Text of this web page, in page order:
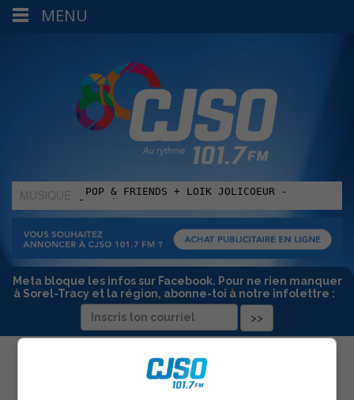
MUSIQUE
:
Meta bloque les infos sur Facebook. Pour ne rien manquer
à Sorel-Tracy et la région, abonne-toi à notre infolettre :
CAPSULE DU 8 AOÛT 2014
MENU